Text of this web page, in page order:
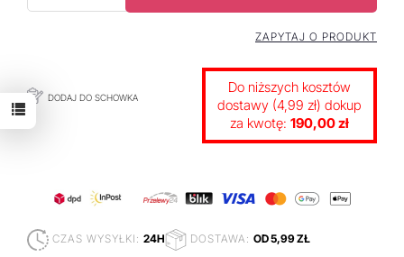
DODAJ DO SCHOWKA
ZAPYTAJ O PRODUKT
Do niższych kosztów
dostawy (4,99 zł) dokup
za kwotę: 190,00 zł
CZAS WYSYŁKI: 24H DOSTAWA: OD 5,99 ZŁ